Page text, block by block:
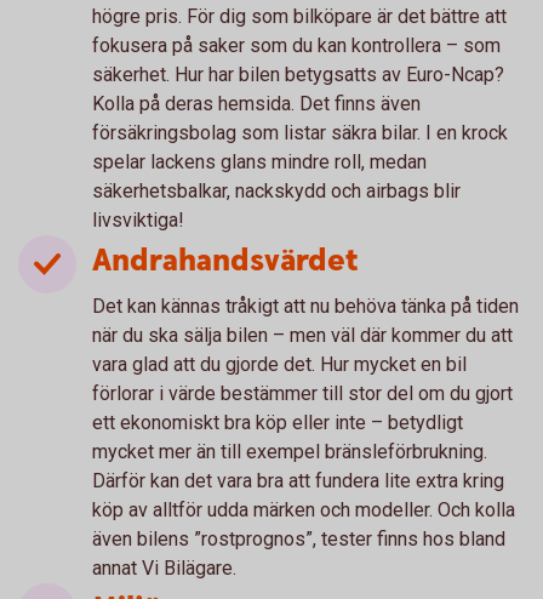
högre pris. För dig som bilköpare är det bättre att
fokusera på saker som du kan kontrollera – som
säkerhet. Hur har bilen betygsatts av Euro-Ncap?
Kolla på deras hemsida. Det finns även
försäkringsbolag som listar säkra bilar. I en krock
spelar lackens glans mindre roll, medan
säkerhetsbalkar, nackskydd och airbags blir
livsviktiga!
Andrahandsvärdet
Det kan kännas tråkigt att nu behöva tänka på tiden
när du ska sälja bilen – men väl där kommer du att
vara glad att du gjorde det. Hur mycket en bil
förlorar i värde bestämmer till stor del om du gjort
ett ekonomiskt bra köp eller inte – betydligt
mycket mer än till exempel bränsleförbrukning.
Därför kan det vara bra att fundera lite extra kring
köp av alltför udda märken och modeller. Och kolla
även bilens ”rostprognos”, tester finns hos bland
annat Vi Bilägare.